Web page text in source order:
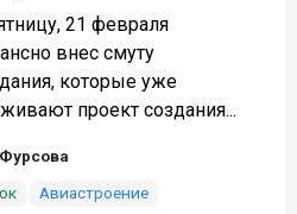
21 февраля
внес смуту
которые уже
проект создания...
Авиастроение